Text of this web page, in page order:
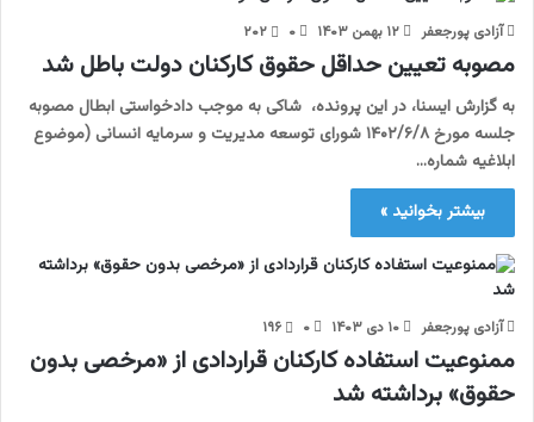
آزادی پورجعفر ۱۲ بهمن ۱۴۰۳ ۰ ۲۰۲
مصوبه تعیین حداقل حقوق کارکنان دولت باطل شد
به گزارش ایسنا، در این پرونده، شاکی به موجب دادخواستی ابطال مصوبه
جلسه مورخ ۱۴۰۲/۶/۸ شورای توسعه مدیریت و سرمایه انسانی (موضوع
ابلاغیه شماره…
بیشتر بخوانید »
آزادی پورجعفر ۱۰ دی ۱۴۰۳ ۰ ۱۹۶
ممنوعیت استفاده کارکنان قراردادی از «مرخصی بدون
حقوق» برداشته شد